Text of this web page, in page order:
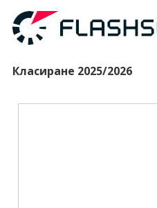
Класиране 2025/2026